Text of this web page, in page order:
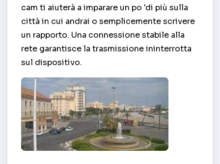
cam ti aiuterà a imparare un po 'di più sulla
città in cui andrai o semplicemente scrivere
un rapporto. Una connessione stabile alla
rete garantisce la trasmissione ininterrotta
sul dispositivo.